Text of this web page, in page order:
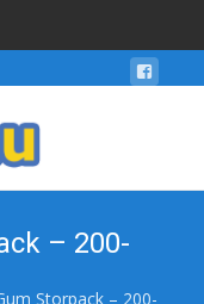
– 200-
Storpack – 200-